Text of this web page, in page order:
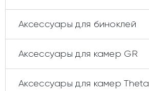
Аксессуары для биноклей
Аксессуары для камер GR
Аксессуары для камер Theta